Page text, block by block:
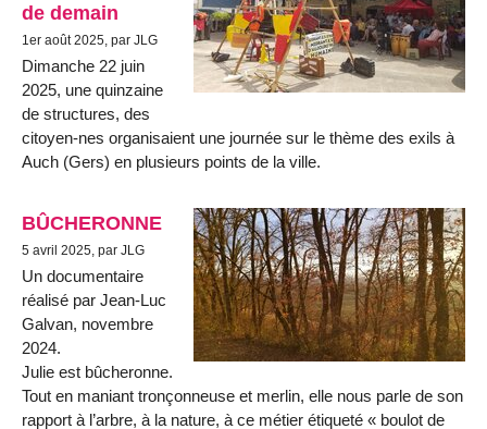
de demain
1er août 2025, par JLG
Dimanche 22 juin
2025, une quinzaine
de structures, des
citoyen-nes organisaient une journée sur le thème des exils à
Auch (Gers) en plusieurs points de la ville.
BÛCHERONNE
5 avril 2025, par JLG
Un documentaire
réalisé par Jean-Luc
Galvan, novembre
2024.
Julie est bûcheronne.
Tout en maniant tronçonneuse et merlin, elle nous parle de son
rapport à l’arbre, à la nature, à ce métier étiqueté « boulot de